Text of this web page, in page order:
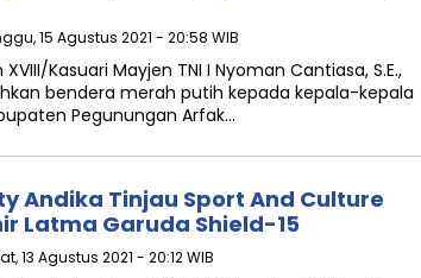
15 Agustus 2021 - 20:58 WIB
XVIII/Kasuari Mayjen TNI I Nyoman Cantiasa, S.E.,
bendera merah putih kepada kepala-kepala
Pegunungan Arfak…
Andika Tinjau Sport And Culture
Latma Garuda Shield-15
13 Agustus 2021 - 20:12 WIB